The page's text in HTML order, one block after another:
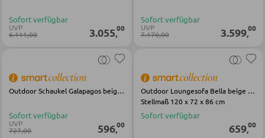
Wandspiegel
Standspiegel
Schmink- und Kosmetikspiegel
Sofort verfügbar
UVP
6.111,00 3.055,00
Sofort verfügbar
UVP
7.170,00 3.599,00
Outdoor Schaukel Galapagos beige Stoff Aluminium
Sofort verfügbar
UVP
727,00 596,00
Outdoor Loungesofa Bella beige Stahl Stoff
Stellmaß 120 x 72 x 86 cm
Sofort verfügbar
659,00